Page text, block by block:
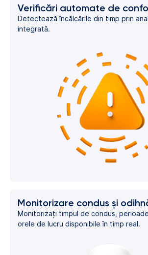
Verificări automate de
Detectează încălcările din timp prin
integrată.
Monitorizare condus și
Monitorizați timpul de condus,
orele de lucru disponibile în timp real.